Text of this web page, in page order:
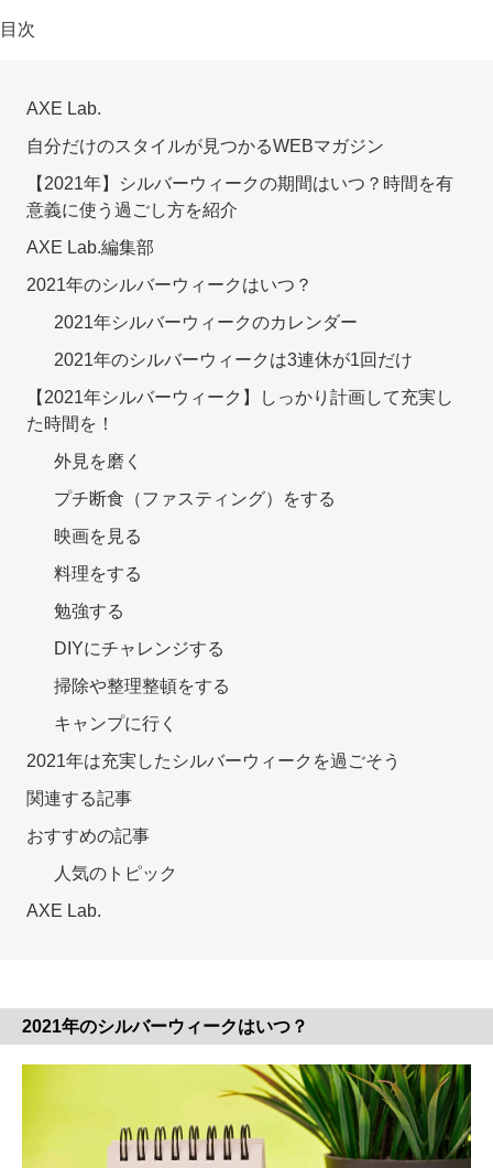
目次
AXE Lab.
自分だけのスタイルが見つかるWEBマガジン
【2021年】シルバーウィークの期間はいつ？時間を有
意義に使う過ごし方を紹介
AXE Lab.編集部
2021年のシルバーウィークはいつ？
2021年シルバーウィークのカレンダー
2021年のシルバーウィークは3連休が1回だけ
【2021年シルバーウィーク】しっかり計画して充実し
た時間を！
外見を磨く
プチ断食（ファスティング）をする
映画を見る
料理をする
勉強する
DIYにチャレンジする
掃除や整理整頓をする
キャンプに行く
2021年は充実したシルバーウィークを過ごそう
関連する記事
おすすめの記事
人気のトピック
AXE Lab.
2021年のシルバーウィークはいつ？